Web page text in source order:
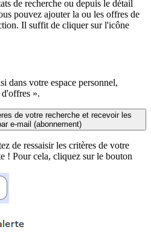
de recherche ou depuis le détail
pouvez ajouter la ou les offres de
Il suffit de cliquer sur l'icône
dans votre espace personnel,
».
de votre recherche et recevoir les
e-mail (abonnement)
de ressaisir les critères de votre
! Pour cela, cliquez sur le bouton